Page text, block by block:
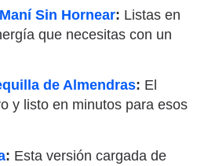
Sin Hornear: Listas en
que necesitas con un
de Almendras: El
y listo en minutos para esos
: Esta versión cargada de